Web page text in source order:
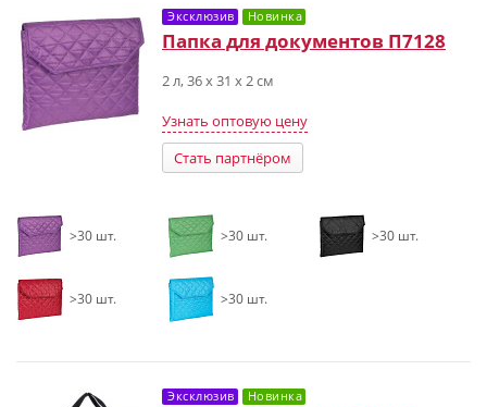
Эксклюзив Новинка
Папка для документов П7128
2 л, 36 х 31 х 2 см
Узнать оптовую цену
Стать партнёром
>30 шт. >30 шт. >30 шт.
>30 шт. >30 шт.
Эксклюзив Новинка